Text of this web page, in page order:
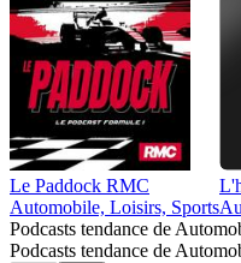
Le Paddock RMC
Automobile, Loisirs, Sports
Podcasts tendance de
Podcasts tendance de